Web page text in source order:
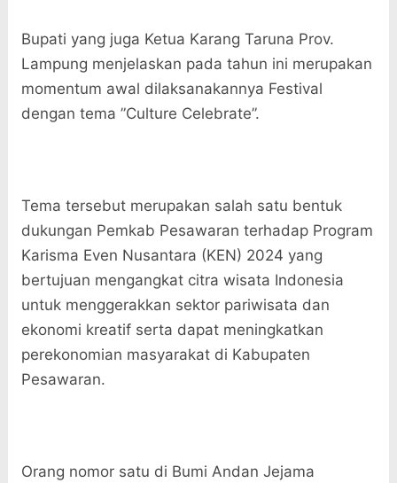
Bupati yang juga Ketua Karang Taruna Prov.
Lampung menjelaskan pada tahun ini merupakan
momentum awal dilaksanakannya Festival
dengan tema ”Culture Celebrate”.
Tema tersebut merupakan salah satu bentuk
dukungan Pemkab Pesawaran terhadap Program
Karisma Even Nusantara (KEN) 2024 yang
bertujuan mengangkat citra wisata Indonesia
untuk menggerakkan sektor pariwisata dan
ekonomi kreatif serta dapat meningkatkan
perekonomian masyarakat di Kabupaten
Pesawaran.
Orang nomor satu di Bumi Andan Jejama